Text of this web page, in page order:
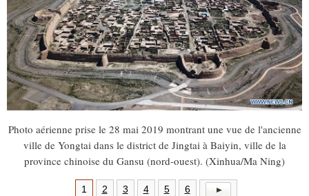
TOURISME DOCUMENTS
DOSSIERS PHOTOS
VIDÉOS
Photo aérienne prise le 28 mai 2019 montrant une vue de l'ancienne
ville de Yongtai dans le district de Jingtai à Baiyin, ville de la
province chinoise du Gansu (nord-ouest). (Xinhua/Ma Ning)
1 2 3 4 5 6